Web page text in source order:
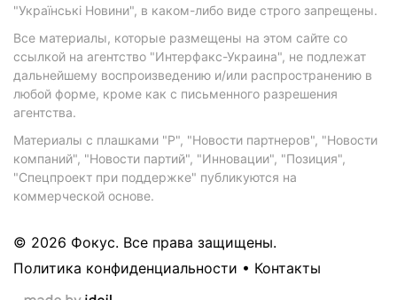
"Українські Новини", в каком-либо виде строго запрещены.
Все материалы, которые размещены на этом сайте со
ссылкой на агентство "Интерфакс-Украина", не подлежат
дальнейшему воспроизведению и/или распространению в
любой форме, кроме как с письменного разрешения
агентства.
Материалы с плашками "Р", "Новости партнеров", "Новости
компаний", "Новости партий", "Инновации", "Позиция",
"Спецпроект при поддержке" публикуются на
коммерческой основе.
© 2026 Фокус. Все права защищены.
Политика конфиденциальности • Контакты